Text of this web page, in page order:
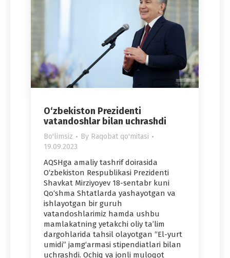
O‘zbekiston Prezidenti
vatandoshlar bilan uchrashdi
Bo'limsiz By Raqobat qo'mitasi
19.09.2023
AQSHga amaliy tashrif doirasida
O‘zbekiston Respublikasi Prezidenti
Shavkat Mirziyoyev 18-sentabr kuni
Qo‘shma Shtatlarda yashayotgan va
ishlayotgan bir guruh
vatandoshlarimiz hamda ushbu
mamlakatning yetakchi oliy ta’lim
dargohlarida tahsil olayotgan “El-yurt
umidi” jamg‘armasi stipendiatlari bilan
uchrashdi. Ochiq va jonli muloqot